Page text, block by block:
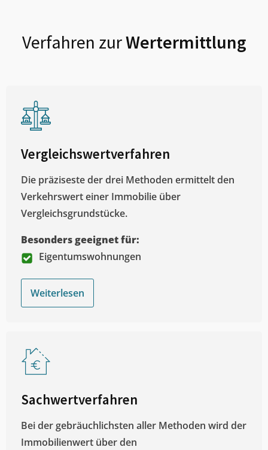
Verfahren zurWertermittlung
Vergleichswertverfahren
Die präziseste der drei Methoden ermittelt den
Verkehrswert einer Immobilie über
Vergleichsgrundstücke.
Besonders geeignet für:
Eigentumswohnungen
Weiterlesen
Sachwertverfahren
Bei der gebräuchlichsten aller Methoden wird der
Immobilienwert über den